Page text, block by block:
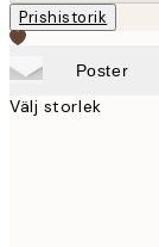
Prishistorik
Poster
Välj storlek